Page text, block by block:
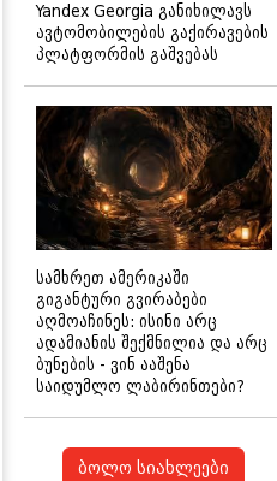
Yandex Georgia განიხილავს
ავტომობილების გაქირავების
პლატფორმის გაშვებას
სამხრეთ ამერიკაში
გიგანტური გვირაბები
აღმოაჩინეს: ისინი არც
ადამიანის შექმნილია და არც
ბუნების - ვინ ააშენა
საიდუმლო ლაბირინთები?
ბოლო სიახლეები